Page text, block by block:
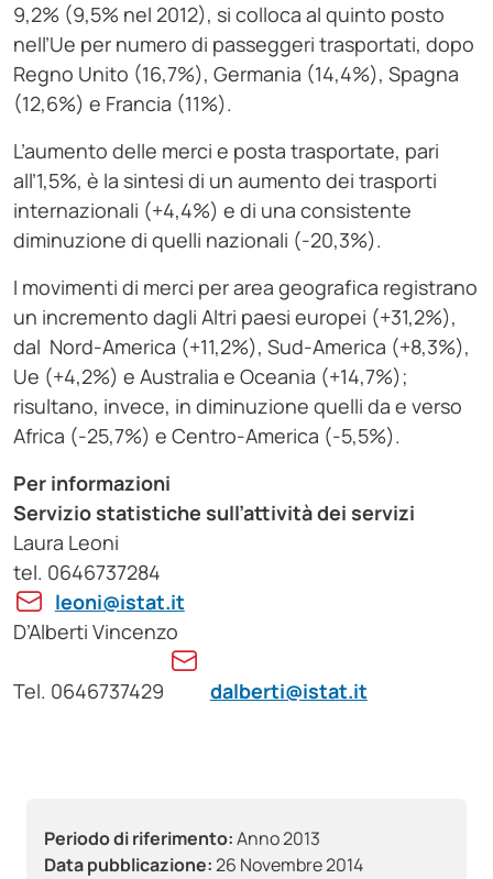
Periodo di riferimento:Anno 2013
Data pubblicazione:26 Novembre 2014
9,2% (9,5% nel 2012), si colloca al quinto posto
nell’Ue per numero di passeggeri trasportati, dopo
Regno Unito (16,7%), Germania (14,4%), Spagna
(12,6%) e Francia (11%).
L’aumento delle merci e posta trasportate, pari
all’1,5%, è la sintesi di un aumento dei trasporti
internazionali (+4,4%) e di una consistente
diminuzione di quelli nazionali (-20,3%).
I movimenti di merci per area geografica registrano
un incremento dagli Altri paesi europei (+31,2%),
dal Nord-America (+11,2%), Sud-America (+8,3%),
Ue (+4,2%) e Australia e Oceania (+14,7%);
risultano, invece, in diminuzione quelli da e verso
Africa (-25,7%) e Centro-America (-5,5%).
Per informazioni
Servizio statistiche sull’attività dei servizi
Laura Leoni
tel. 0646737284
leoni@istat.it
D’Alberti Vincenzo
Tel. 0646737429 dalberti@istat.it